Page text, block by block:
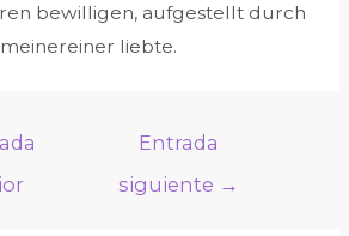
bewilligen, aufgestellt durch
liebte.
Entrada
siguiente →